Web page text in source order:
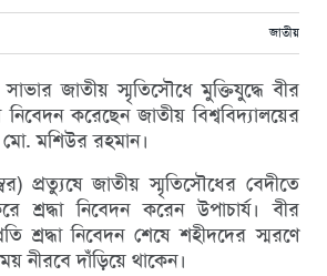
জাতীয়
জাতীয় স্মৃতিসৌধে মুক্তিযুদ্ধে বীর
নিবেদন করেছেন জাতীয় বিশ্ববিদ্যালয়ের
মো. মশিউর রহমান।
প্রত্যুষে জাতীয় স্মৃতিসৌধের বেদীতে
শ্রদ্ধা নিবেদন করেন উপাচার্য। বীর
শ্রদ্ধা নিবেদন শেষে শহীদদের স্মরণে
নীরবে দাঁড়িয়ে থাকেন।